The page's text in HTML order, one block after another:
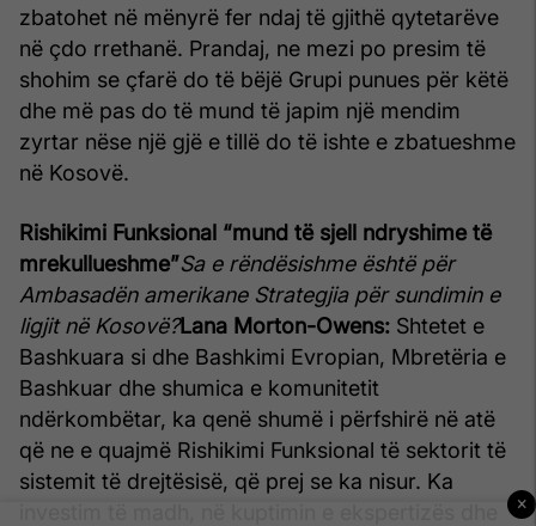
zbatohet në mënyrë fer ndaj të gjithë qytetarëve
në çdo rrethanë. Prandaj, ne mezi po presim të
shohim se çfarë do të bëjë Grupi punues për këtë
dhe më pas do të mund të japim një mendim
zyrtar nëse një gjë e tillë do të ishte e zbatueshme
në Kosovë.
Rishikimi Funksional “mund të sjell ndryshime të
mrekullueshme”Sa e rëndësishme është për
Ambasadën amerikane Strategjia për sundimin e
ligjit në Kosovë?Lana Morton-Owens: Shtetet e
Bashkuara si dhe Bashkimi Evropian, Mbretëria e
Bashkuar dhe shumica e komunitetit
ndërkombëtar, ka qenë shumë i përfshirë në atë
që ne e quajmë Rishikimi Funksional të sektorit të
sistemit të drejtësisë, që prej se ka nisur. Ka
×